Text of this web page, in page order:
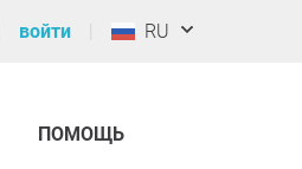
войти RU
ПОМОЩЬ